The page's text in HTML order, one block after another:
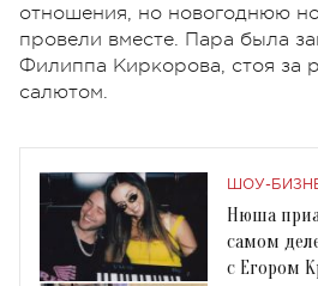
отношения, но новогоднюю
провели вместе. Пара была
Филиппа Киркорова, стоя за
салютом.
ШОУ-
Нюша
самом
с Егором